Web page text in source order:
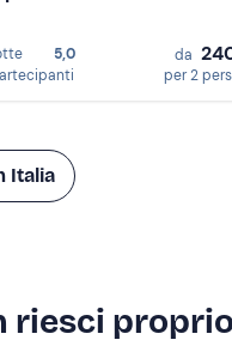
5,0
da
per 2
Italia
riesci